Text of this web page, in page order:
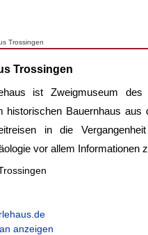
Trossingen
Trossingen
ist Zweigmuseum
historischen Bauernhaus
in die
vor allem Informationen
anzeigen